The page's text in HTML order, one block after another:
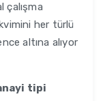
çalışma
her türlü
altına alıyor
tipi